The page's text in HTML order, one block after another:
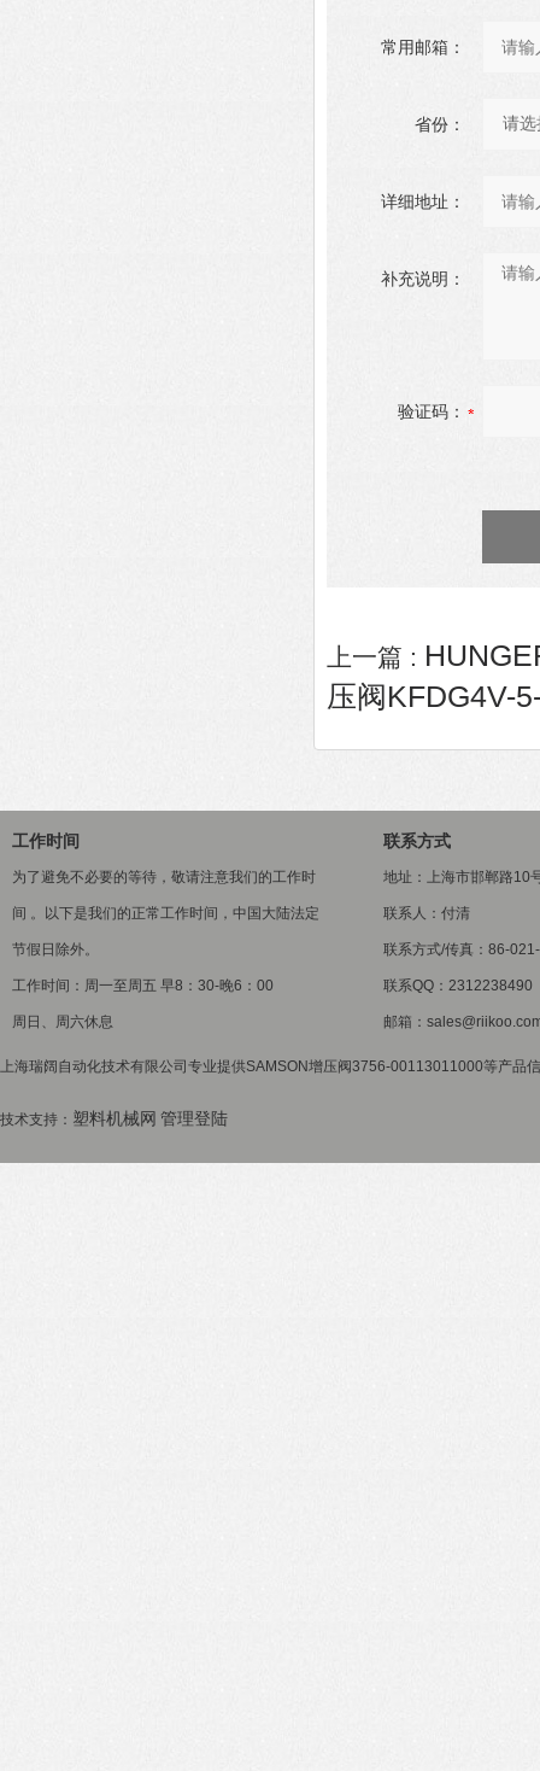
常用邮箱：
省份：
详细地址：
补充说明：
验证码：
上一篇 :
压阀KFDG4V-
工作时间
为了避免不必要的等待，敬请注意我们的工作时
间 。以下是我们的正常工作时间，中国大陆法定
节假日除外。
工作时间：周一至周五 早8：30-晚6：00
周日、周六休息
联系方式
地址：上海市邯郸路10
联系人：付清
联系方式/传真：86-
联系QQ：2312238490
邮箱：
上海瑞阔自动化技术有限公司专业提供SAMSON增压阀3756-00113011000等产品
技术支持： 塑料机械网 管理登陆